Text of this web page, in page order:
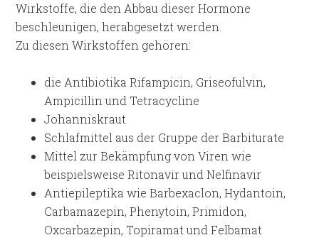
Wirkstoffe, die den Abbau dieser Hormone
beschleunigen, herabgesetzt werden.
Zu diesen Wirkstoffen gehören:
die Antibiotika Rifampicin, Griseofulvin,
Ampicillin und Tetracycline
Johanniskraut
Schlafmittel aus der Gruppe der Barbiturate
Mittel zur Bekämpfung von Viren wie
beispielsweise Ritonavir und Nelfinavir
Antiepileptika wie Barbexaclon, Hydantoin,
Carbamazepin, Phenytoin, Primidon,
Oxcarbazepin, Topiramat und Felbamat